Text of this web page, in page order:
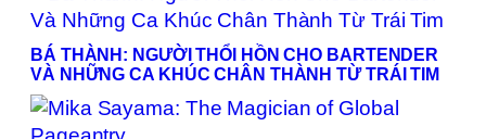
BÁ THÀNH: NGƯỜI THỔI HỒN CHO BARTENDER
VÀ NHỮNG CA KHÚC CHÂN THÀNH TỪ TRÁI TIM